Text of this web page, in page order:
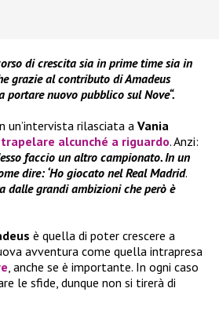
di crescita sia in prime time sia in
grazie al contributo di Amadeus
portare nuovo pubblico sul Nove“.
un’intervista rilasciata a Vania
alcunché a riguardo. Anzi:
faccio un altro campionato. In un
dire: ‘Ho giocato nel Real Madrid.
dalle grandi ambizioni che però è
è quella di poter crescere a
avventura come quella intrapresa
, anche se è importante. In ogni caso
le sfide, dunque non si tirerà di